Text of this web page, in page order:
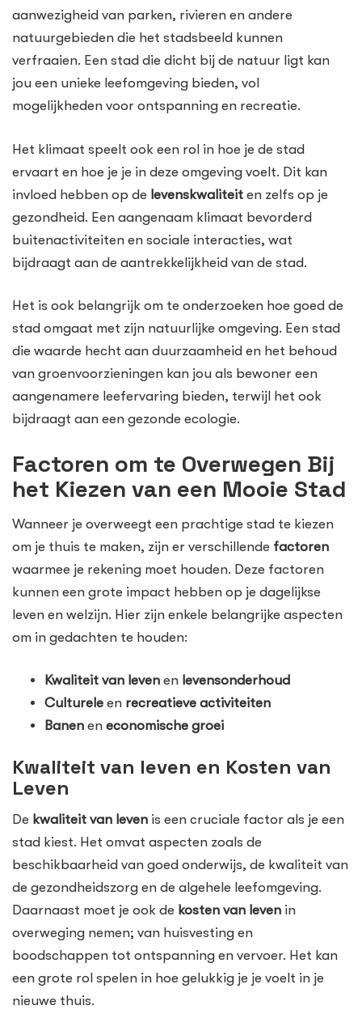
aanwezigheid van parken, rivieren en andere
natuurgebieden die het stadsbeeld kunnen
verfraaien. Een stad die dicht bij de natuur ligt kan
jou een unieke leefomgeving bieden, vol
mogelijkheden voor ontspanning en recreatie.
Het klimaat speelt ook een rol in hoe je de stad
ervaart en hoe je je in deze omgeving voelt. Dit kan
invloed hebben op de levenskwaliteit en zelfs op je
gezondheid. Een aangenaam klimaat bevorderd
buitenactiviteiten en sociale interacties, wat
bijdraagt aan de aantrekkelijkheid van de stad.
Het is ook belangrijk om te onderzoeken hoe goed de
stad omgaat met zijn natuurlijke omgeving. Een stad
die waarde hecht aan duurzaamheid en het behoud
van groenvoorzieningen kan jou als bewoner een
aangenamere leefervaring bieden, terwijl het ook
bijdraagt aan een gezonde ecologie.
Factoren om te Overwegen Bij
het Kiezen van een Mooie Stad
Wanneer je overweegt een prachtige stad te kiezen
om je thuis te maken, zijn er verschillende factoren
waarmee je rekening moet houden. Deze factoren
kunnen een grote impact hebben op je dagelijkse
leven en welzijn. Hier zijn enkele belangrijke aspecten
om in gedachten te houden:
Kwaliteit van leven en levensonderhoud
Culturele en recreatieve activiteiten
Banen en economische groei
Kwaliteit van leven en Kosten van
Leven
De kwaliteit van leven is een cruciale factor als je een
stad kiest. Het omvat aspecten zoals de
beschikbaarheid van goed onderwijs, de kwaliteit van
de gezondheidszorg en de algehele leefomgeving.
Daarnaast moet je ook de kosten van leven in
overweging nemen; van huisvesting en
boodschappen tot ontspanning en vervoer. Het kan
een grote rol spelen in hoe gelukkig je je voelt in je
nieuwe thuis.